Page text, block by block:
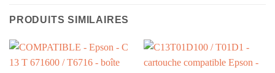
PRODUITS SIMILAIRES